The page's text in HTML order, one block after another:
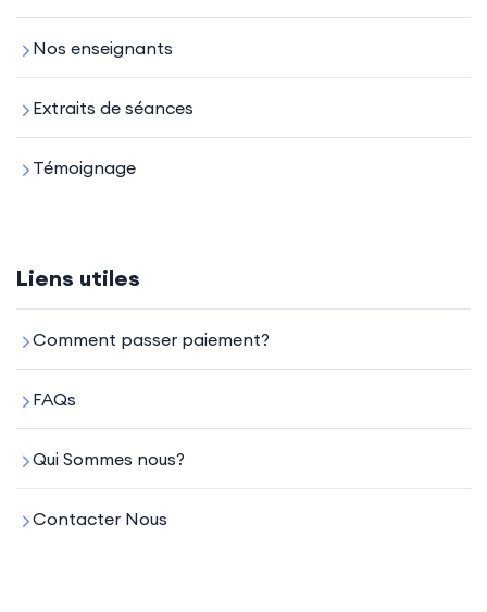
Nos enseignants
Extraits de séances
Témoignage
Liens utiles
Comment passer paiement?
FAQs
Qui Sommes nous?
Contacter Nous